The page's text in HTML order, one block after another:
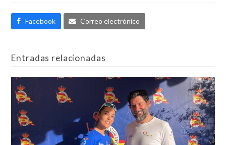
Facebook Correo electrónico
Entradas relacionadas